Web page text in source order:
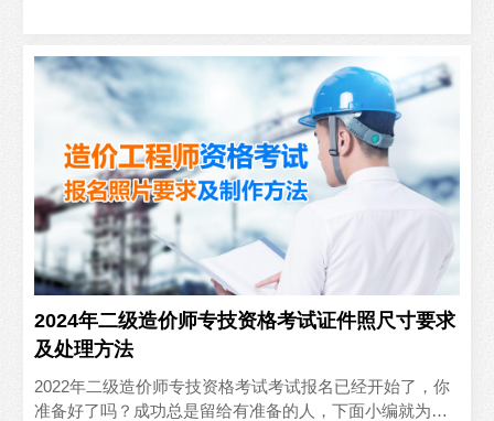
2024年二级造价师专技资格考试证件照尺寸要求
及处理方法
2022年二级造价师专技资格考试考试报名已经开始了，你
准备好了吗？成功总是留给有准备的人，下面小编就为大